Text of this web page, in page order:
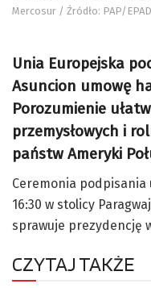
Mercosur / Źródło: PAP/
Unia Europejska
Asuncion umowę
Porozumienie
przemysłowych i
państw Ameryki
Ceremonia podpisania
16:30 w stolicy
sprawuje prezydencję
CZYTAJ TAKŻE